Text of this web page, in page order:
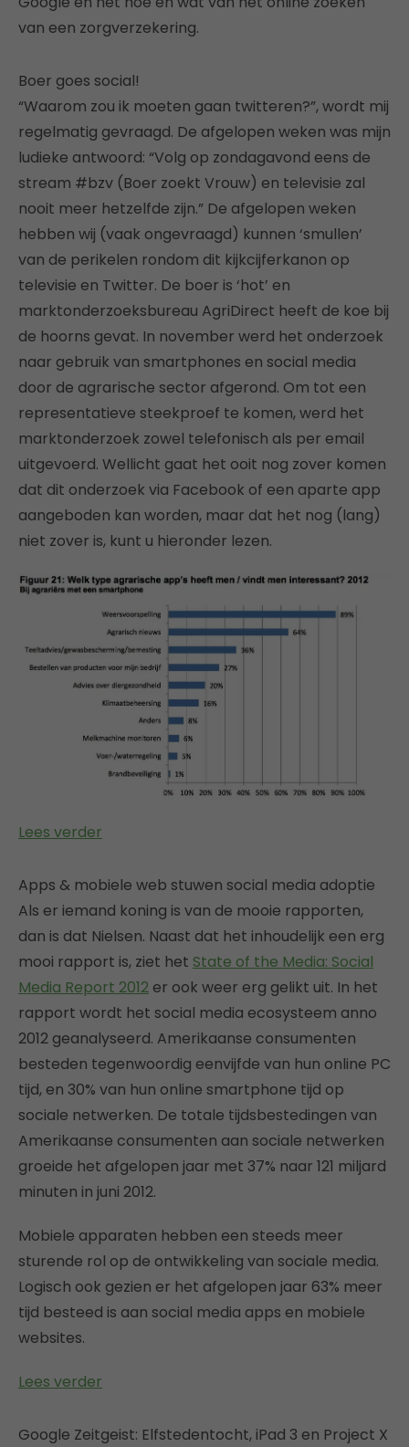
van een zorgverzekering.
Boer goes social!
“Waarom zou ik moeten gaan twitteren?”, wordt mij
regelmatig gevraagd. De afgelopen weken was mijn
ludieke antwoord: “Volg op zondagavond eens de
stream #bzv (Boer zoekt Vrouw) en televisie zal
nooit meer hetzelfde zijn.” De afgelopen weken
hebben wij (vaak ongevraagd) kunnen ‘smullen’
van de perikelen rondom dit kijkcijferkanon op
televisie en Twitter. De boer is ‘hot’ en
marktonderzoeksbureau AgriDirect heeft de koe bij
de hoorns gevat. In november werd het onderzoek
naar gebruik van smartphones en social media
door de agrarische sector afgerond. Om tot een
representatieve steekproef te komen, werd het
marktonderzoek zowel telefonisch als per email
uitgevoerd. Wellicht gaat het ooit nog zover komen
dat dit onderzoek via Facebook of een aparte app
aangeboden kan worden, maar dat het nog (lang)
niet zover is, kunt u hieronder lezen.
Lees verder
Apps & mobiele web stuwen social media adoptie
Als er iemand koning is van de mooie rapporten,
dan is dat Nielsen. Naast dat het inhoudelijk een erg
mooi rapport is, ziet het State of the Media: Social
Media Report 2012 er ook weer erg gelikt uit. In het
rapport wordt het social media ecosysteem anno
2012 geanalyseerd. Amerikaanse consumenten
besteden tegenwoordig eenvijfde van hun online PC
tijd, en 30% van hun online smartphone tijd op
sociale netwerken. De totale tijdsbestedingen van
Amerikaanse consumenten aan sociale netwerken
groeide het afgelopen jaar met 37% naar 121 miljard
minuten in juni 2012.
Mobiele apparaten hebben een steeds meer
sturende rol op de ontwikkeling van sociale media.
Logisch ook gezien er het afgelopen jaar 63% meer
tijd besteed is aan social media apps en mobiele
websites.
Lees verder
Google Zeitgeist: Elfstedentocht, iPad 3 en Project X